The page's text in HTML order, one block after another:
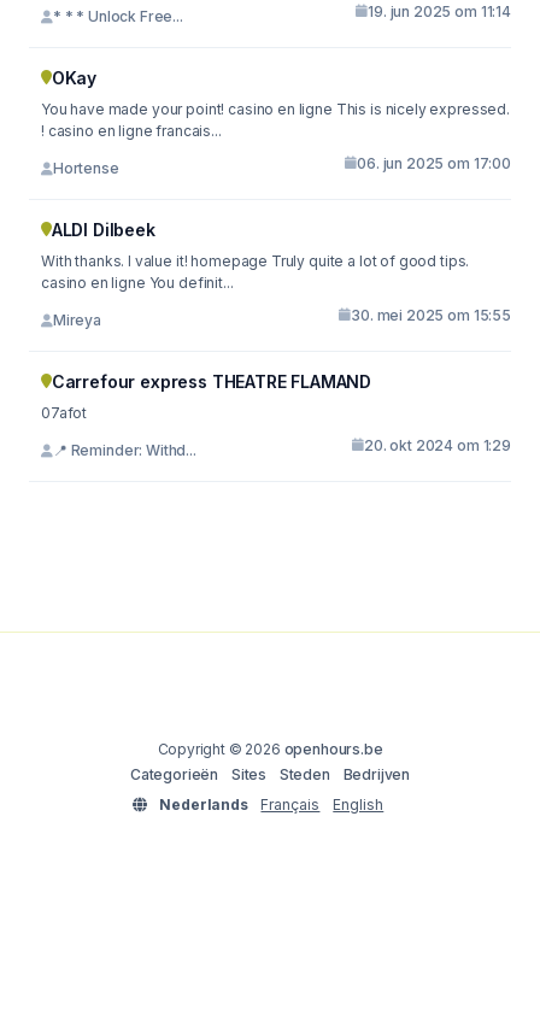
* * * Unlock Free... 19. jun 2025 om 11:14
OKay
You have made your point! casino en ligne This is nicely expressed.
! casino en ligne francais...
Hortense 06. jun 2025 om 17:00
ALDI Dilbeek
With thanks. I value it! homepage Truly quite a lot of good tips.
casino en ligne You definit...
Mireya 30. mei 2025 om 15:55
Carrefour express THEATRE FLAMAND
07afot
📍 Reminder: Withd... 20. okt 2024 om 1:29
Copyright © 2026 openhours.be
Categorieën
Sites Steden
Bedrijven
Nederlands
Français English